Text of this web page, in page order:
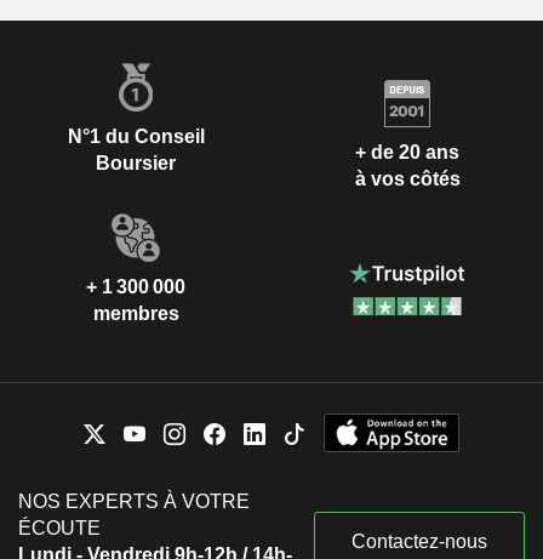
N°1 du Conseil
Boursier
+ de 20 ans
à vos côtés
+ 1 300 000
membres
NOS EXPERTS À VOTRE
ÉCOUTE
Contactez-nous